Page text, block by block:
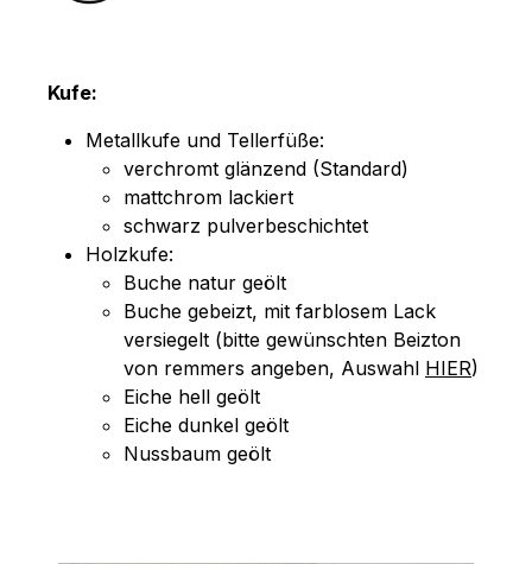
Kufe:
Metallkufe und Tellerfüße:
verchromt glänzend (Standard)
mattchrom lackiert
schwarz pulverbeschichtet
Holzkufe:
Buche natur geölt
Buche gebeizt, mit farblosem Lack
versiegelt (bitte gewünschten Beizton
von remmers angeben, Auswahl HIER)
Eiche hell geölt
Eiche dunkel geölt
Nussbaum geölt